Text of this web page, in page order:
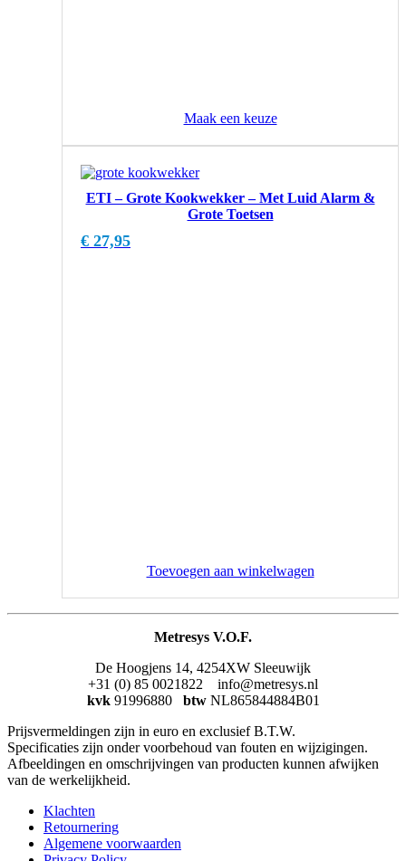
Maak een keuze
ETI – Grote Kookwekker – Met Luid Alarm &
Grote Toetsen
€ 27,95
Toevoegen aan winkelwagen
Metresys V.O.F.
De Hoogjens 14, 4254XW Sleeuwijk
+31 (0) 85 0021822 info@metresys.nl
kvk 91996880 btw NL865844884B01
Prijsvermeldingen zijn in euro en exclusief B.T.W.
Specificaties zijn onder voorbehoud van fouten en wijzigingen.
Afbeeldingen en omschrijvingen van producten kunnen afwijken
van de werkelijkheid.
Klachten
Retournering
Algemene voorwaarden